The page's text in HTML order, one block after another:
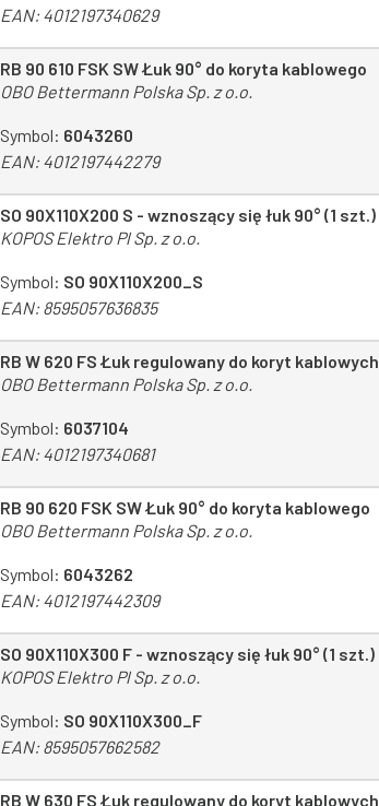
EAN:4012197340629
RB 90 610 FSK SW Łuk 90° do koryta kablowego
OBO Bettermann Polska Sp. z o.o.
Symbol: 6043260
EAN:4012197442279
SO 90X110X200 S - wznoszący się łuk 90° (1 szt.)
KOPOS Elektro Pl Sp. z o.o.
Symbol: SO 90X110X200_S
EAN:8595057636835
RB W 620 FS Łuk regulowany do koryt kablowych
OBO Bettermann Polska Sp. z o.o.
Symbol: 6037104
EAN:4012197340681
RB 90 620 FSK SW Łuk 90° do koryta kablowego
OBO Bettermann Polska Sp. z o.o.
Symbol: 6043262
EAN:4012197442309
SO 90X110X300 F - wznoszący się łuk 90° (1 szt.)
KOPOS Elektro Pl Sp. z o.o.
Symbol: SO 90X110X300_F
EAN:8595057662582
RB W 630 FS Łuk regulowany do koryt kablowych